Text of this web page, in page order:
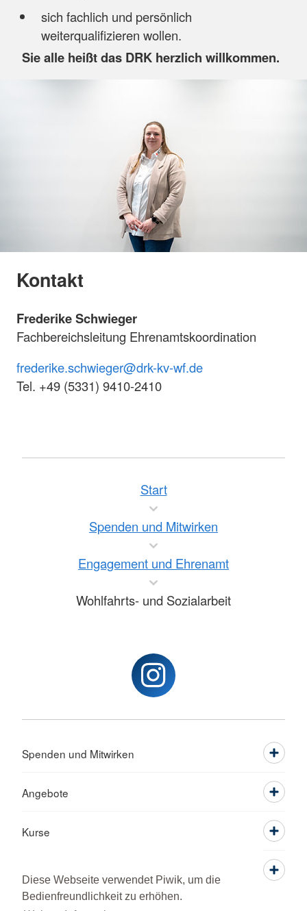
Diese Webseite verwendet Piwik, um die
Bedienfreundlichkeit zu erhöhen.
sich fachlich und persönlich
weiterqualifizieren wollen.
Sie alle heißt das DRK herzlich willkommen.
Kontakt
Frederike Schwieger
Fachbereichsleitung Ehrenamtskoordination
frederike.schwieger@drk-kv-wf.de
Tel. +49 (5331) 9410-2410
Start
Spenden und Mitwirken
Engagement und Ehrenamt
Wohlfahrts- und Sozialarbeit
Spenden und Mitwirken
Angebote
Kurse